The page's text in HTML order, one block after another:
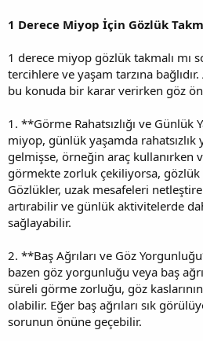
1 Derece Miyop İçin Gözlük
1 derece miyop gözlük takmalı mı
tercihlere ve yaşam tarzına
bu konuda bir karar verirken göz
1. **Görme Rahatsızlığı ve Günlük
miyop, günlük yaşamda rahatsızlık
gelmişse, örneğin araç kullanırken
görmekte zorluk çekiliyorsa, gözlük
Gözlükler, uzak mesafeleri
artırabilir ve günlük aktivitelerde
sağlayabilir.
2. **Baş Ağrıları ve Göz
bazen göz yorgunluğu veya baş
süreli görme zorluğu, göz kaslarının
olabilir. Eğer baş ağrıları sık
sorunun önüne geçebilir.